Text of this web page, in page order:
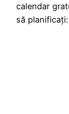
calendar
să planificați: